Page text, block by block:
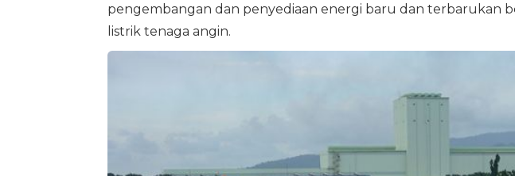
pengembangan dan penyediaan energi baru dan terbarukan
listrik tenaga angin.